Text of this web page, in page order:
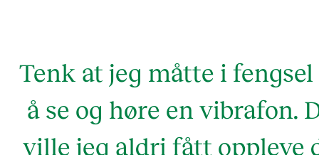
Tenk at jeg måtte i
å se og høre en vibrafon.
ville jeg aldri fått oppleve